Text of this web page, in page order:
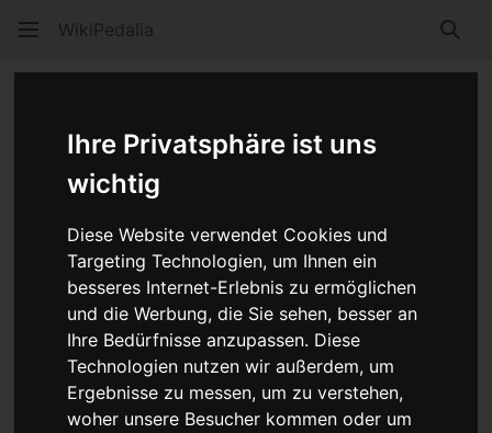
Ihre Privatsphäre ist uns
wichtig
Diese Website verwendet Cookies und
Targeting Technologien, um Ihnen ein
besseres Internet-Erlebnis zu ermöglichen
und die Werbung, die Sie sehen, besser an
Ihre Bedürfnisse anzupassen. Diese
Technologien nutzen wir außerdem, um
Ergebnisse zu messen, um zu verstehen,
woher unsere Besucher kommen oder um
WikiPedalia
Sprache
ohne Schaltung. Es soll hier nicht um die Fahrradtypen
SinglespeedoderFixiesgehen, sondern im
allgemeinen um Themen, die den Antrieb an sich
betreffen.
Werbung: